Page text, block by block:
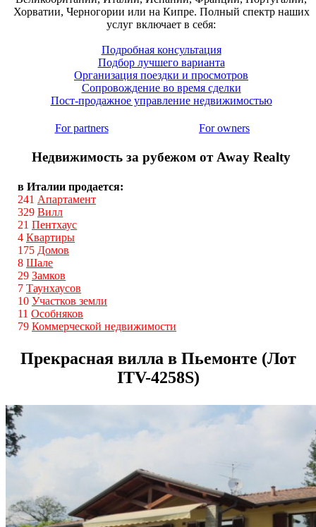
Хорватии, Черногории или на Кипре. Полный спектр наших
услуг включает в себя:
Подробная консультация
Подбор лучшего варианта
Организация поездки и просмотров
Сопровождение во время сделки
Пост-продажное управление недвижимостью
For partners For owners
Недвижимость за рубежом от Away Realty
в Италии продается:
241 Апартамент
329 Вилл
21 Пентхаус
4 Квартиры
175 Домов
8 Шале
29 Замков
7 Таунхаусов
10 Участков земли
11 Особняков
79 Коммерческой недвижимости
Прекрасная вилла в Пьемонте (Лот
ITV-4258S)